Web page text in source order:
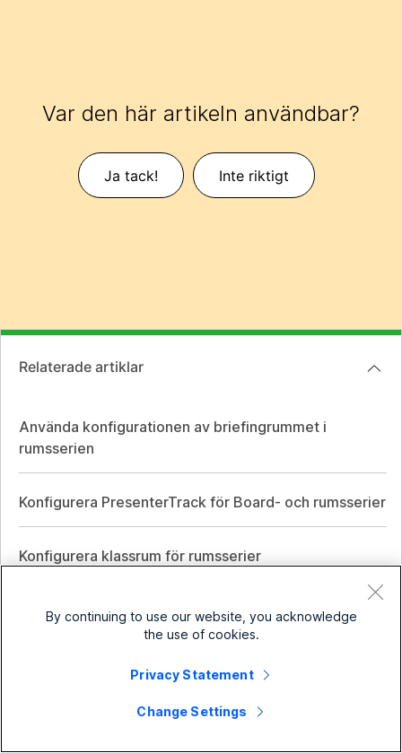
Var den här artikeln användbar?
Ja tack! Inte riktigt
Relaterade artiklar
Använda konfigurationen av briefingrummet i
rumsserien
Konfigurera PresenterTrack för Board- och rumsserier
Konfigurera klassrum för rumsserier
By continuing to use our website, you acknowledge
the use of cookies.
Privacy Statement
Change Settings